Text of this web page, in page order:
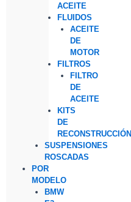
ACEITE
FLUIDOS
ACEITE
DE
MOTOR
FILTROS
FILTRO
DE
ACEITE
KITS
DE
RECONSTRUCCIÓN
SUSPENSIONES
ROSCADAS
POR
MODELO
BMW